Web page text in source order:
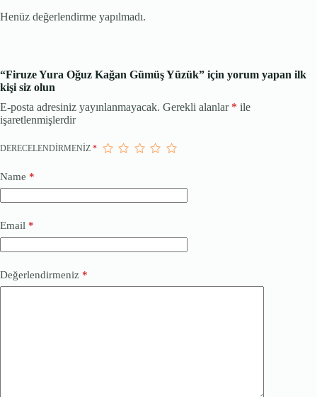
Henüz değerlendirme yapılmadı.
“Firuze Yura Oğuz Kağan Gümüş Yüzük” için yorum yapan ilk
kişi siz olun
E-posta adresiniz yayınlanmayacak. Gerekli alanlar * ile
işaretlenmişlerdir
DERECELENDIRMENIZ *
Name *
Email *
Değerlendirmeniz *